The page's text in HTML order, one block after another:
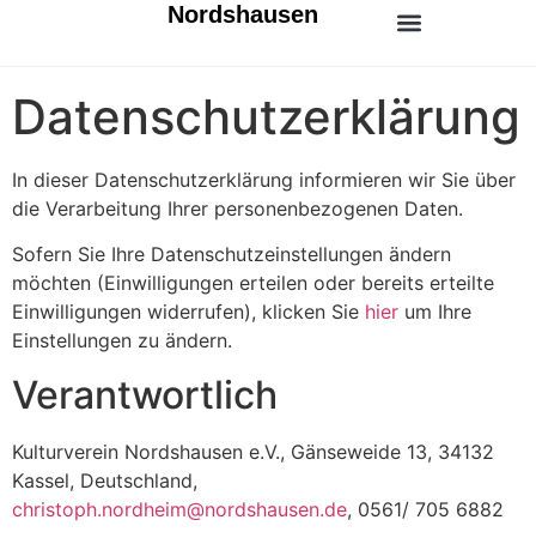
Nordshausen
Datenschutzerklärung
In dieser Datenschutzerklärung informieren wir Sie über
die Verarbeitung Ihrer personenbezogenen Daten.
Sofern Sie Ihre Datenschutzeinstellungen ändern
möchten (Einwilligungen erteilen oder bereits erteilte
Einwilligungen widerrufen), klicken Sie hier um Ihre
Einstellungen zu ändern.
Verantwortlich
Kulturverein Nordshausen e.V., Gänseweide 13, 34132
Kassel, Deutschland,
christoph.nordheim@nordshausen.de, 0561/ 705 6882